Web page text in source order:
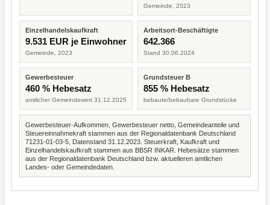
Gemeinde, 2023
Einzelhandelskaufkraft
9.531 EUR je Einwohner
Gemeinde, 2023
Arbeitsort-Beschäftigte
642.366
Stand 30.06.2024
Gewerbesteuer
460 % Hebesatz
amtlicher Gemeindewert 31.12.2025
Grundsteuer B
855 % Hebesatz
bebaute/bebaubare Grundstücke
Gewerbesteuer-Aufkommen, Gewerbesteuer netto, Gemeindeanteile und
Steuereinnahmekraft stammen aus der Regionaldatenbank Deutschland
71231-01-03-5, Datenstand 31.12.2023. Steuerkraft, Kaufkraft und
Einzelhandelskaufkraft stammen aus BBSR INKAR. Hebesätze stammen
aus der Regionaldatenbank Deutschland bzw. aktuelleren amtlichen
Landes- oder Gemeindedaten.